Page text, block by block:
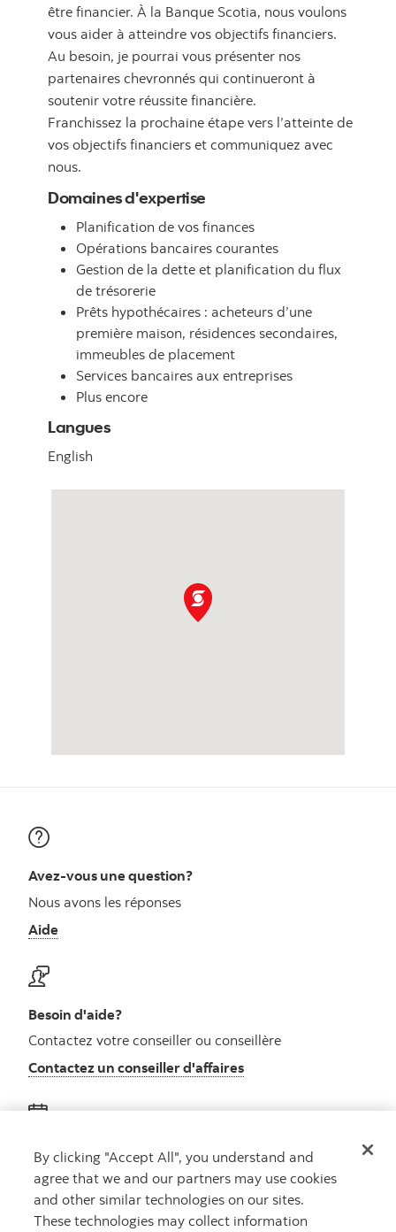
être financier. À la Banque Scotia, nous voulons
vous aider à atteindre vos objectifs financiers.
Au besoin, je pourrai vous présenter nos
partenaires chevronnés qui continueront à
soutenir votre réussite financière.
Franchissez la prochaine étape vers l’atteinte de
vos objectifs financiers et communiquez avec
nous.
Domaines d'expertise
Planification de vos finances
Opérations bancaires courantes
Gestion de la dette et planification du flux
de trésorerie
Prêts hypothécaires : acheteurs d’une
première maison, résidences secondaires,
immeubles de placement
Services bancaires aux entreprises
Plus encore
Langues
English
Avez-vous une question?
Nous avons les réponses
Aide
Besoin d'aide?
Contactez votre conseiller ou conseillère
Contactez un conseiller d'affaires
Obtenez des conseils
Rencontrez un conseiller
Prenez rendez-vous
By clicking "Accept All", you understand and
agree that we and our partners may use cookies
and other similar technologies on our sites.
These technologies may collect information